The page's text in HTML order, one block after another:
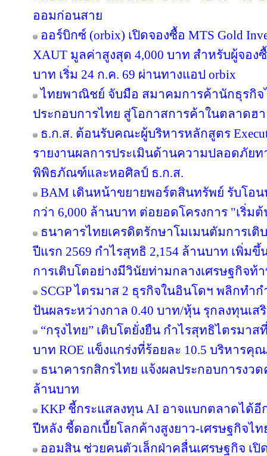
ออมก่อนสาย
ออร์บิกซ์ (orbix) เปิดจองซื้อ MTS Gold
XAUT มูลค่าสูงสุด 4,000 บาท สำหรับผู้จอง
บาท เริ่ม 24 ก.ค. 69 ผ่านทางแอป orbix
ไทยพาณิชย์ จับมือ สมาคมการค้านักธุรกิ
ประกอบการไทย สู่โอกาสการค้าในตลาดฮ
ธ.ก.ส. ต้อนรับคณะผู้บริหารหลักสูตร
รายงานผลการประเมินด้านความปลอดภัยท
พิพิธภัณฑ์และหอศิลป์ ธ.ก.ส.
BAM เดินหน้าขยายพอร์ตสินทรัพย์ รับโอ
กว่า 6,000 ล้านบาท ต่อยอดโครงการ "เริ่ม
ธนาคารไทยเครดิตรักษาโมเมนตัมการเติ
ปีแรก 2569 กำไรสุทธิ 2,154 ล้านบาท เพิ่ม
การเติบโตอย่างมีวินัยท่ามกลางเศรษฐกิจท้
SCGP ไตรมาส 2 ธุรกิจในอินโดฯ พลิกทำ
ปันผลระหว่างกาล 0.40 บาท/หุ้น รุกลงทุนเ
“กรุงไทย” เติบโตยั่งยืน กำไรสุทธิไตรมาส
บาท ROE แข็งแกร่งที่ร้อยละ 10.5 บริหาร
ธนาคารกสิกรไทย แจ้งผลประกอบการงวด
ล้านบาท
KKP ชี้กระแสลงทุน AI อาจแบกตลาดได้อี
ปีหลัง ชี้ดอกเบี้ยโลกค้างสูงยาว-เศรษฐกิจไท
ออมสิน ช่วยคนตัวเล็กฝ่าคลื่นเศรษฐกิจ เ